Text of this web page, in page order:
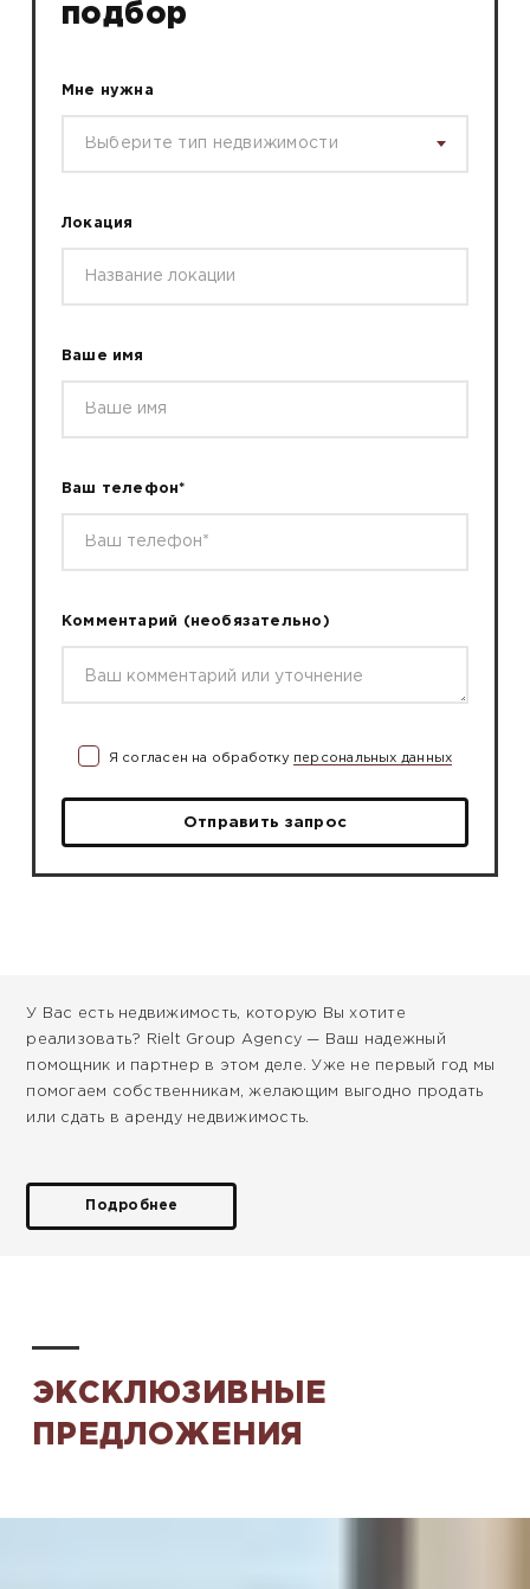
подбор
Мне нужна
Выберите тип недвижимости
Локация
Ваше имя
Ваш телефон*
Комментарий (необязательно)
Я согласен на обработку персональных данных
Отправить запрос
У Вас есть недвижимость, которую Вы хотите
реализовать? Rielt Group Agency — Ваш надежный
помощник и партнер в этом деле. Уже не первый год мы
помогаем собственникам, желающим выгодно продать
или сдать в аренду недвижимость.
Подробнее
ЭКСКЛЮЗИВНЫЕ
ПРЕДЛОЖЕНИЯ